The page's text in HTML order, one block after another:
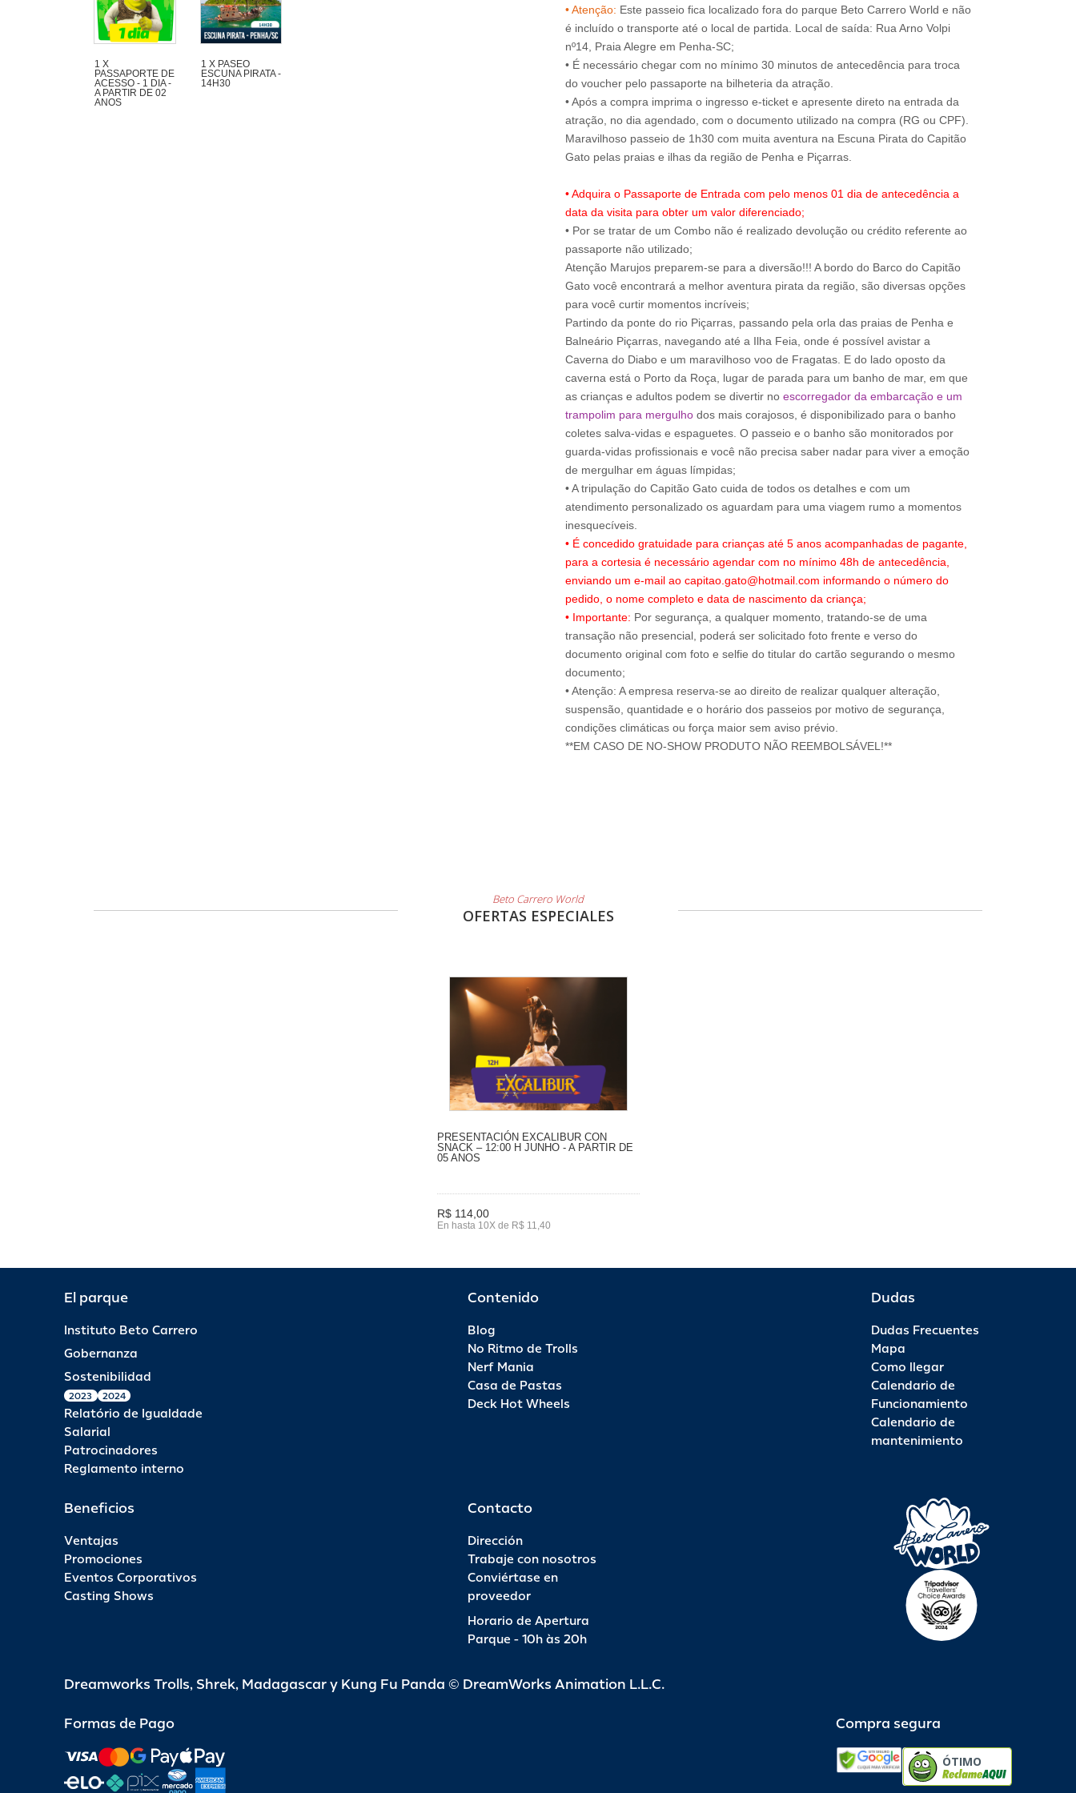
1 X
PASSAPORTE DE
ACESSO - 1 DIA -
A PARTIR DE 02
ANOS
1 X PASEO
ESCUNA PIRATA -
14H30
• Atenção: Este passeio fica localizado fora do parque Beto Carrero World e não
é incluído o transporte até o local de partida. Local de saída: Rua Arno Volpi
nº14, Praia Alegre em Penha-SC;
• É necessário chegar com no mínimo 30 minutos de antecedência para troca
do voucher pelo passaporte na bilheteria da atração.
• Após a compra imprima o ingresso e-ticket e apresente direto na entrada da
atração, no dia agendado, com o documento utilizado na compra (RG ou CPF).
Maravilhoso passeio de 1h30 com muita aventura na Escuna Pirata do Capitão
• Adquira o Passaporte de Entrada com pelo menos 01 dia de antecedência a
data da visita para obter um valor diferenciado;
• Por se tratar de um Combo não é realizado devolução ou crédito referente ao
passaporte não utilizado;
Atenção Marujos preparem-se para a diversão!!! A bordo do Barco do Capitão
Gato você encontrará a melhor aventura pirata da região, são diversas opções
para você curtir momentos incríveis;
Partindo da ponte do rio Piçarras, passando pela orla das praias de Penha e
Balneário Piçarras, navegando até a Ilha Feia, onde é possível avistar a
Caverna do Diabo e um maravilhoso voo de Fragatas. E do lado oposto da
caverna está o Porto da Roça, lugar de parada para um banho de mar, em que
as crianças e adultos podem se divertir no escorregador da embarcação e um
trampolim para mergulhodos mais corajosos, é disponibilizado para o banho
coletes salva-vidas e espaguetes. O passeio e o banho são monitorados por
guarda-vidas profissionais e você não precisa saber nadar para viver a emoção
de mergulhar em águas límpidas;
• A tripulação do Capitão Gato cuida de todos os detalhes e com um
atendimento personalizado os aguardam para uma viagem rumo a momentos
• É concedido gratuidade para crianças até 5 anos acompanhadas de pagante,
para a cortesia é necessário agendar com no mínimo 48h de antecedência,
enviando um e-mail ao capitao.gato@hotmail.com informando o número do
pedido, o nome completo e data de nascimento da criança;
• Importante: Por segurança, a qualquer momento, tratando-se de uma
transação não presencial, poderá ser solicitado foto frente e verso do
documento original com foto e selfie do titular do cartão segurando o mesmo
documento;
• Atenção: A empresa reserva-se ao direito de realizar qualquer alteração,
suspensão, quantidade e o horário dos passeios por motivo de segurança,
condições climáticas ou força maior sem aviso prévio.
**EM CASO DE NO-SHOW PRODUTO NÃO REEMBOLSÁVEL!**
Beto Carrero World
OFERTAS ESPECIALES
PRESENTACIÓN EXCALIBUR CON
SNACK – 12:00 H JUNHO - A PARTIR DE
05 ANOS
R$ 114,00
En hasta 10X de R$ 11,40
El parque
Instituto Beto Carrero
Gobernanza
Sostenibilidad
2023 2024
Relatório de Igualdade
Salarial
Patrocinadores
Reglamento interno
Contenido
Blog
No Ritmo de Trolls
Nerf Mania
Casa de Pastas
Deck Hot Wheels
Dudas
Dudas Frecuentes
Mapa
Como llegar
Calendario de
Funcionamiento
Calendario de
mantenimiento
Beneficios
Ventajas
Promociones
Eventos Corporativos
Casting Shows
Contacto
Dirección
Trabaje con nosotros
Conviértase en
proveedor
Horario de Apertura
Parque - 10h às 20h
Dreamworks Trolls, Shrek, Madagascar y Kung Fu Panda © DreamWorks Animation L.L.C.
Formas de Pago Compra segura
ÓTIMO